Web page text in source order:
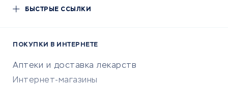
БЫСТРЫЕ ССЫЛКИ
ПОКУПКИ В ИНТЕРНЕТЕ
Аптеки и доставка лекарств
Интернет-магазины